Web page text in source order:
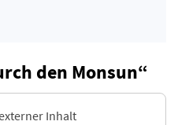
den Monsun“
Inhalt